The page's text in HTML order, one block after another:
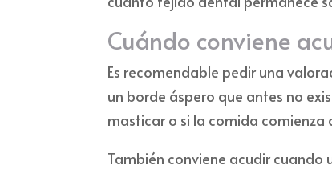
Cuándo conviene
Es recomendable pedir una
un borde áspero que antes no
masticar o si la comida
También conviene acudir